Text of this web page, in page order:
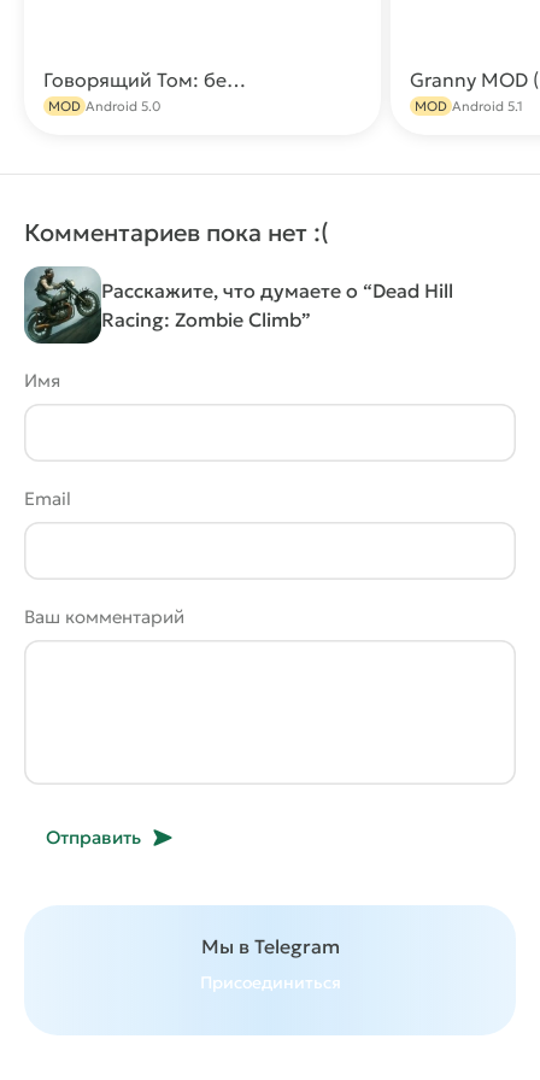
Говорящий Том: бег за золотом МОД (Много денег)
MOD Android 5.0 MOD Android 5.1
Комментариев пока нет :(
Расскажите, что думаете о “Dead Hill
Racing: Zombie Climb”
Имя
Email
Ваш комментарий
Отправить
Мы в Telegram
Присоединиться